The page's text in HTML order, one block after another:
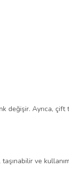
değişir. Ayrıca, çift
ve